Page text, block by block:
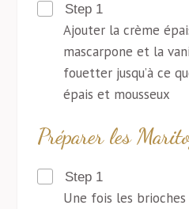
Step 1
Ajouter la crème
mascarpone et la
fouetter jusqu’à ce
épais et mousseux
Préparer les
Step 1
Une fois les